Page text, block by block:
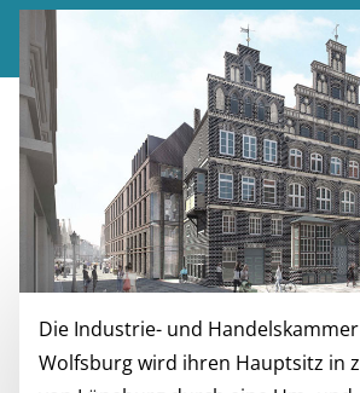
Die Industrie- und
Wolfsburg wird ihren Hauptsitz in